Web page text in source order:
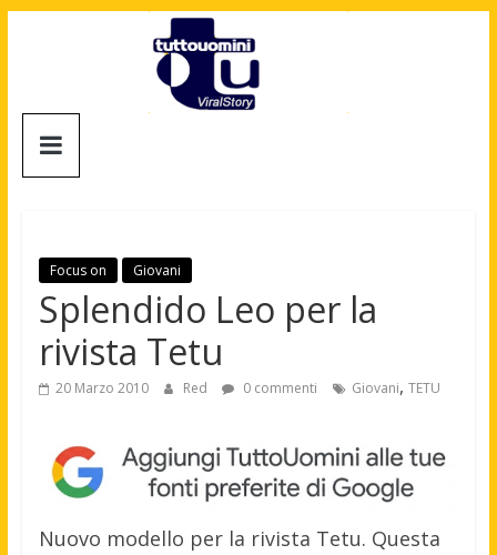
Tuttouomini
Motori,
gay
news
moda
Focus on Giovani
Splendido Leo per la
rivista Tetu
20 Marzo 2010 Red 0 commenti Giovani, TETU
Nuovo modello per la rivista Tetu. Questa